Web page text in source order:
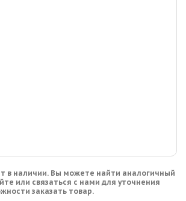
в наличии. Вы можете найти аналогичный
или связаться с нами для уточнения
заказать товар.